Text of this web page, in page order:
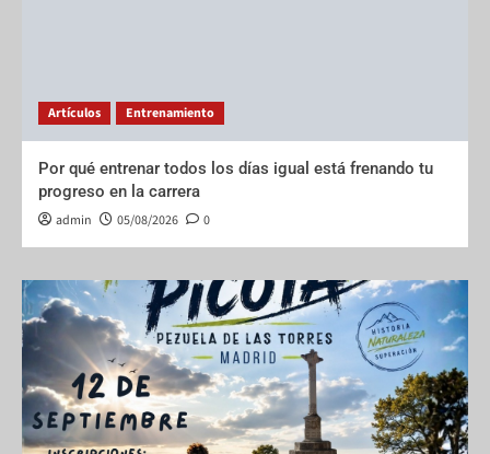
Artículos Entrenamiento
Por qué entrenar todos los días igual está frenando tu
progreso en la carrera
admin 05/08/2026 0